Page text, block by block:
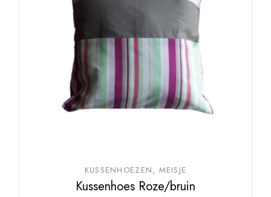
KUSSENHOEZEN MEISJE
Kussenhoes Roze/bruin